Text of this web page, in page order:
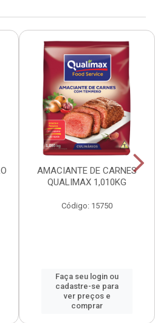
AMACIANTE DE CARNES
QUALIMAX 1,010KG
Código: 15750
Faça seu login ou
cadastre-se para
ver preços e
comprar